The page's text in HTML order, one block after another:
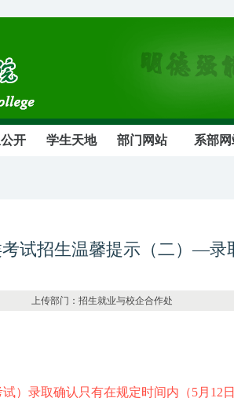
开 学生天地 部门网站 系部网
考试招生温馨提示（二）—录
门：招生就业与校企合作处
）录取确认只有在规定时间内（5月12